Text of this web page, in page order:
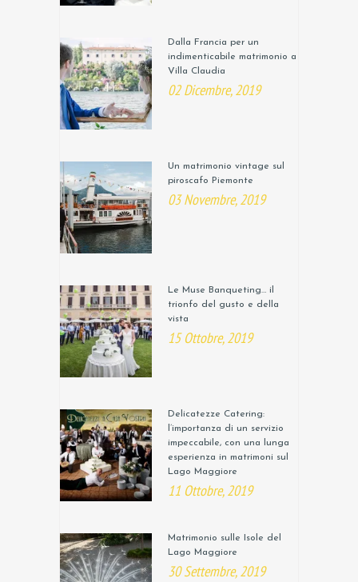
Dalla Francia per un
indimenticabile matrimonio a
Villa Claudia
02 Dicembre, 2019
Un matrimonio vintage sul
piroscafo Piemonte
03 Novembre, 2019
Le Muse Banqueting… il
trionfo del gusto e della
vista
15 Ottobre, 2019
Delicatezze Catering:
l’importanza di un servizio
impeccabile, con una lunga
esperienza in matrimoni sul
Lago Maggiore
11 Ottobre, 2019
Matrimonio sulle Isole del
Lago Maggiore
30 Settembre, 2019